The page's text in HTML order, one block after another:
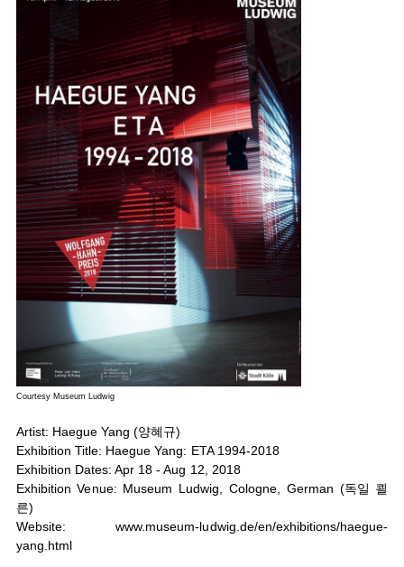
Courtesy Museum Ludwig
Artist: Haegue Yang (양혜규)
Exhibition Title: Haegue Yang: ETA 1994-2018
Exhibition Dates: Apr 18 - Aug 12, 2018
Exhibition Venue: Museum Ludwig, Cologne, German (독일 쾰
른)
Website:www.museum-ludwig.de/en/exhibitions/haegue-
yang.html